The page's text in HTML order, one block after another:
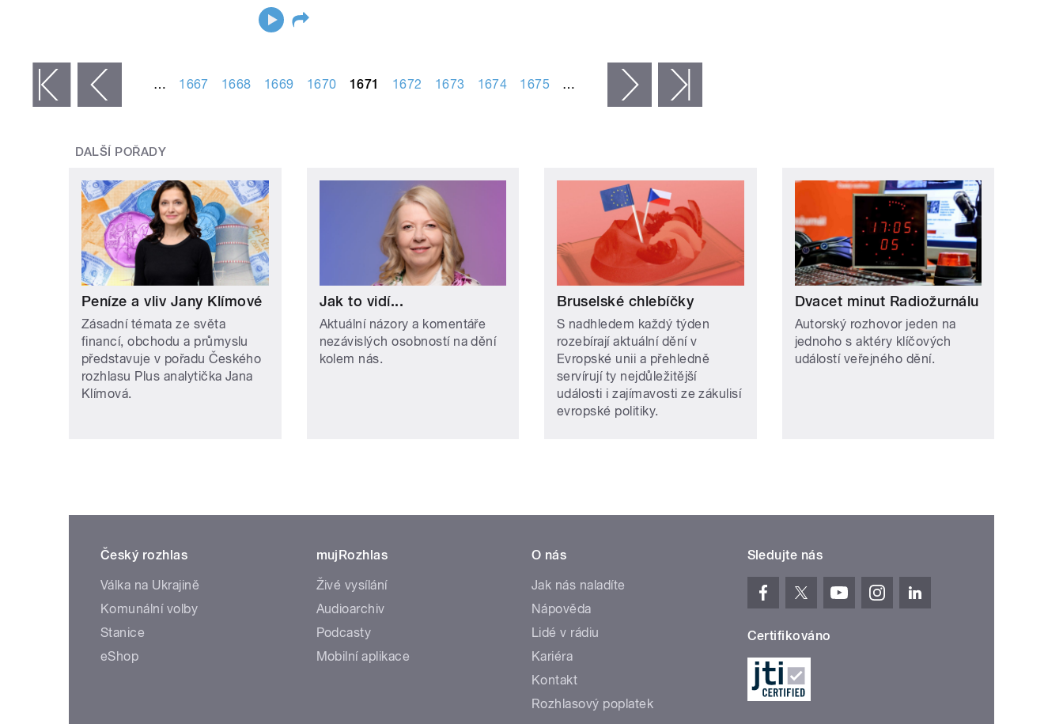
‹ předchozí … 1667 1668 1669 1670 1671 1672 1673 1674 1675 … následující ›
DALŠÍ POŘADY
Peníze a vliv Jany Klímové
Zásadní témata ze světa
financí, obchodu a průmyslu
představuje v pořadu Českého
rozhlasu Plus analytička Jana
Klímová.
Jak to vidí...
Aktuální názory a komentáře
nezávislých osobností na dění
kolem nás.
Bruselské chlebíčky
S nadhledem každý týden
rozebírají aktuální dění v
Evropské unii a přehledně
servírují ty nejdůležitější
události i zajímavosti ze zákulisí
evropské politiky.
Dvacet minut Radiožurnálu
Autorský rozhovor jeden na
jednoho s aktéry klíčových
událostí veřejného dění.
Český rozhlas
Válka na Ukrajině
Komunální volby
Stanice
eShop
mujRozhlas
Živé vysílání
Audioarchiv
Podcasty
Mobilní aplikace
O nás
Jak nás naladíte
Nápověda
Lidé v rádiu
Kariéra
Kontakt
Rozhlasový poplatek
Sledujte nás
Certifikováno